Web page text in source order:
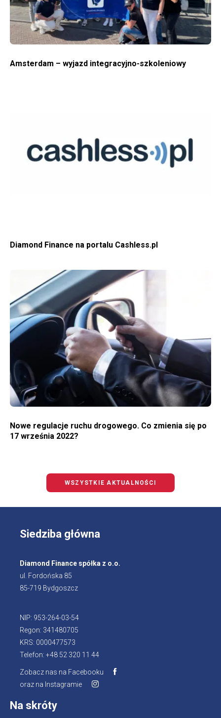
Amsterdam – wyjazd integracyjno-szkoleniowy
Diamond Finance na portalu Cashless.pl
Nowe regulacje ruchu drogowego. Co zmienia się po
17 września 2022?
WSZYSTKIE AKTUALNOŚCI
Siedziba główna
Diamond Finance spółka z o.o.
ul. Fordońska 85
85-719 Bydgoszcz
NIP: 953-264-03-54
Regon: 341480705
KRS: 0000477573
Telefon: +48 52 320 11 44
Zobacz nas na Facebooku
oraz na Instagramie
Na skróty